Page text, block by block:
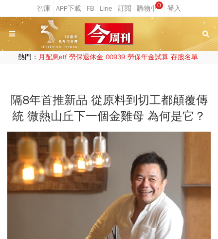
0
熱門： 月配息etf 勞保退休金 00939 勞保年金試算 存股名單
隔8年首推新品 從原料到切工都顛覆傳
統 微熱山丘下一個金雞母 為何是它？